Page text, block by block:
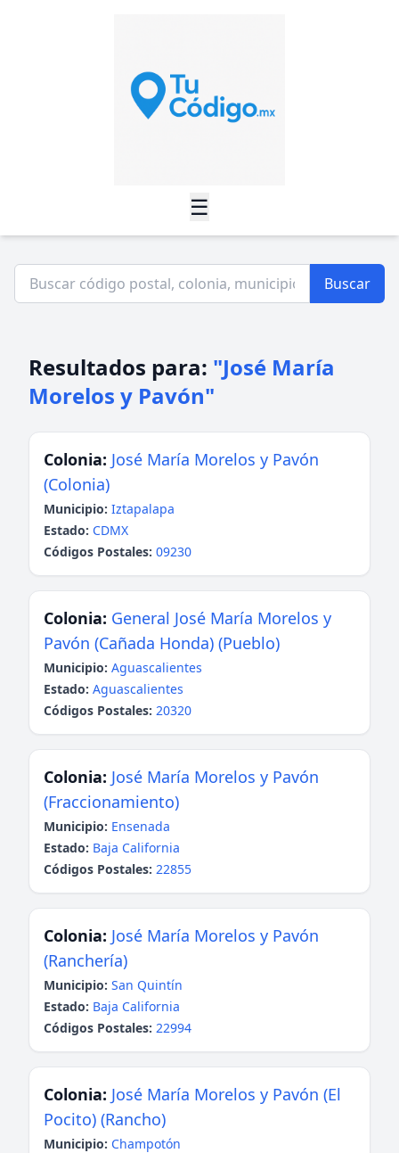
☰
Buscar
Resultados para: "José María
Morelos y Pavón"
Colonia: José María Morelos y Pavón
(Colonia)
Municipio: Iztapalapa
Estado: CDMX
Códigos Postales: 09230
Colonia: General José María Morelos y
Pavón (Cañada Honda) (Pueblo)
Municipio: Aguascalientes
Estado: Aguascalientes
Códigos Postales: 20320
Colonia: José María Morelos y Pavón
(Fraccionamiento)
Municipio: Ensenada
Estado: Baja California
Códigos Postales: 22855
Colonia: José María Morelos y Pavón
(Ranchería)
Municipio: San Quintín
Estado: Baja California
Códigos Postales: 22994
Colonia: José María Morelos y Pavón (El
Pocito) (Rancho)
Municipio: Champotón